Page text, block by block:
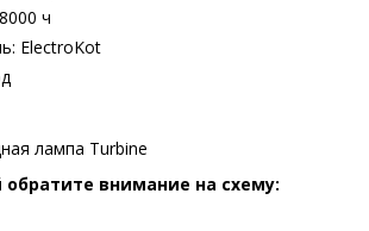
ч
ElectroKot
лампа Turbine
обратите внимание на схему: